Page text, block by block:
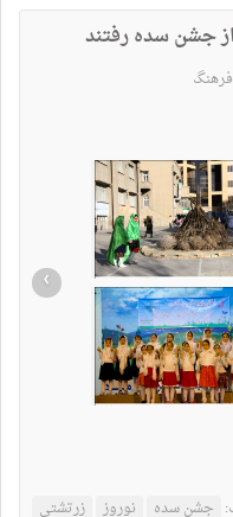
جشن سده رفتند
فرهنگ
›
جشن سده نوروز زرتشتی